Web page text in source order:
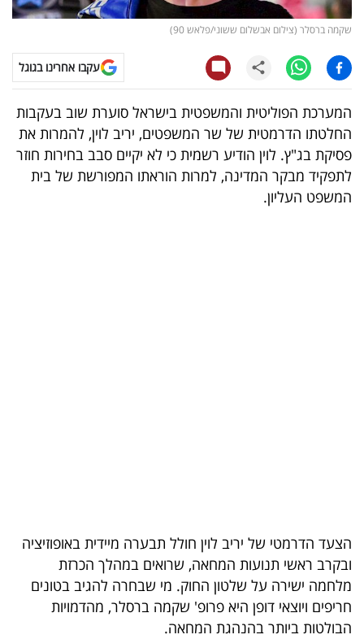
ויראלי
טלוויזיה
עסקי
ספורט
קריירה
ולימודים
המילון
הכלכלי
פודקאסט
שקמה ברסלר (צילום אבשלום ששוני/פלאש 90)
עקבו אחרינו בגוגל
המערכת הפוליטית והמשפטית בישראל סוערת שוב בעקבות
החלטתו הדרמטית של שר המשפטים, יריב לוין, להמרות את
פסיקת בג"ץ. לוין הודיע רשמית כי לא יקיים סבב בחירות חוזר
לתפקיד מבקר המדינה, למרות הוראתו המפורשת של בית
המשפט העליון.
הצעד הדרמטי של יריב לוין חולל תבערה מיידית באופוזיציה
ובקרב ראשי תנועות המחאה, שרואים במהלך הכרזת
מלחמה ישירה על שלטון החוק. מי שבחרה להגיב בטונים
חריפים ויוצאי דופן היא פרופ' שקמה ברסלר, מהדמויות
הבולטות ביותר בהנהגת המחאה.